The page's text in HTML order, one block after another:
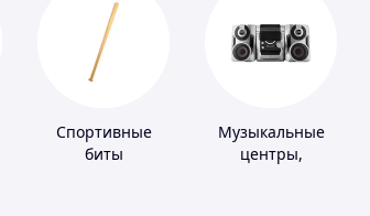
Спортивные
биты
Музыкальные
центры,